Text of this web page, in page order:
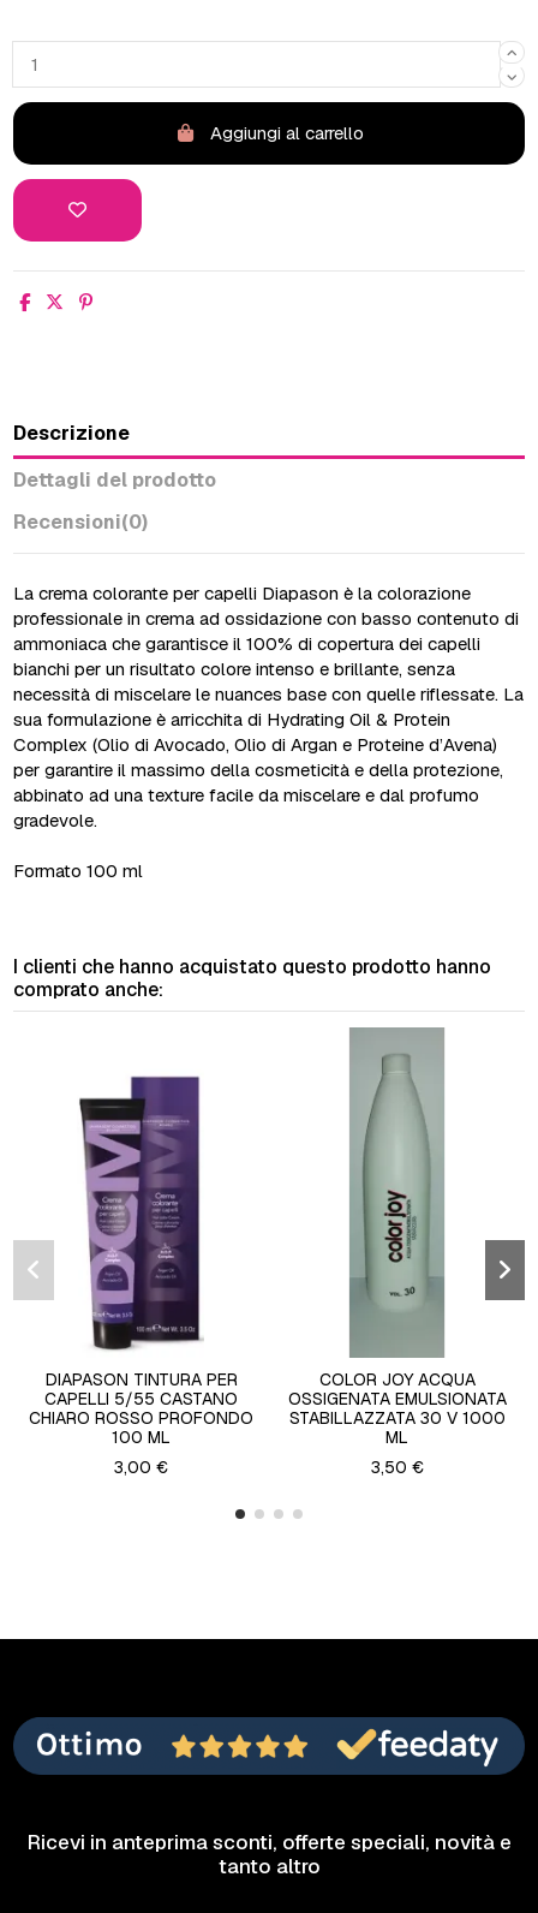
Aggiungi al carrello
Descrizione
Dettagli del prodotto
Recensioni(0)
La crema colorante per capelli Diapason è la colorazione
professionale in crema ad ossidazione con basso contenuto di
ammoniaca che garantisce il 100% di copertura dei capelli
bianchi per un risultato colore intenso e brillante, senza
necessità di miscelare le nuances base con quelle riflessate. La
sua formulazione è arricchita di Hydrating Oil & Protein
Complex (Olio di Avocado, Olio di Argan e Proteine d’Avena)
per garantire il massimo della cosmeticità e della protezione,
abbinato ad una texture facile da miscelare e dal profumo
gradevole.
Formato 100 ml
I clienti che hanno acquistato questo prodotto hanno
comprato anche:
DIAPASON TINTURA PER
CAPELLI 5/55 CASTANO
CHIARO ROSSO PROFONDO
100 ML
3,00 €
COLOR JOY ACQUA
OSSIGENATA EMULSIONATA
STABILLAZZATA 30 V 1000
ML
3,50 €
Ricevi in anteprima sconti, offerte speciali, novità e
tanto altro